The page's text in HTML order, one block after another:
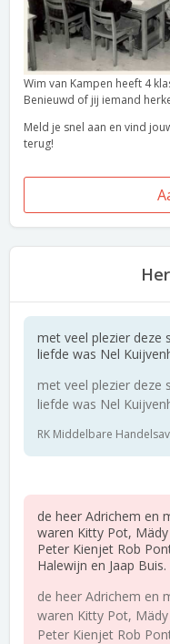
Wim van Kampen heeft 4
Benieuwd of jij iemand
Meld je snel aan en vind
terug!
met veel plezier deze
liefde was Nel
met veel plezier deze
liefde was Nel
RK Middelbare
de heer Adrichem en
waren Kitty Pot,
Peter Kienjet Rob
Halewijn en Jaap Buis.
de heer Adrichem en
waren Kitty Pot,
Peter Kienjet Rob